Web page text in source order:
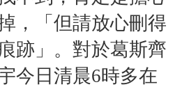
，「但請放心刪得
跡」。 對於葛斯齊
今日清晨6時多在